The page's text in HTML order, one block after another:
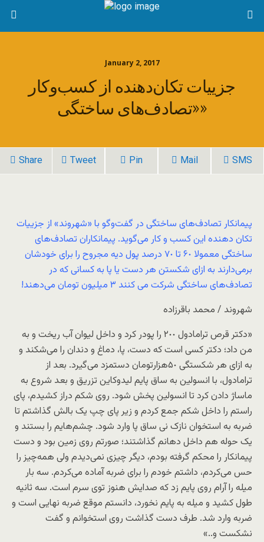
January 2, 2017
جزییات تکان‌دهنده از کسب‌وکار
«تصادف‌های ساختگی»
Share Tweet Pin Mail SMS
پیمانکار تصادف‌های ساختگی در گفت‌و‌گو با «شهروند» از جزییات
تکان دهنده این کسب و کار می‌گوید. پیمانکاران تصادف‌های
ساختگی معمولا ۶٠ تا ٧٠ درصد پول دیه مجروح را برای خودشان
برمی‌دارند به‌ ازای شکستن هر دست یا پا به کسانی که در
تصادف‌های ساختگی شرکت می کنند ٣ میلیون تومان می‌دهند!
شهروند / محمد باقرزاده
«دکتر قرص ترامادول ٢٠٠ را پودر کرد و داخل لیوان آب ریخت و به
من داد؛ دکتر کسی است که دست، پا، دماغ و دندان را می‌شکند و
به ازای هر شکستگی ۵٠هزارتومان دستمزد می‌گیرد. بعد از
ترامادول، با انسولین به ساق پایم لیدوکاین تزریق و بعد شروع به
ماساژ دادن کرد تا انسولین پخش شود. روی شکم دراز کشیدم، پای
راستم را داخل شکم جمع کردم و زیر پای چپ یک بالش گذاشتم تا
ضربه به استخوان نازک ‌نی ساق پا وارد شود. چشم‌هایم را بستند و
یک حوله هم داخل دهانم گذاشتند؛ صورتم روی زمین بود و دست
پیمانکار را محکم گرفته بودم، دیگر چیزی نمی‌دیدم ولی همه‌چیز را
حس می‌کردم، داشتم خودم را برای ضربه آماده می‌کردم. سه بار
میله را آرام روی پایم ‌زد که صدایش هنوز توی سرم است. سه ثانیه
طول کشید و میله به پایم نخورد، دانستم موقع ضربه نهایی است و
ضربه وارد شد. طرف دست گذاشت روی استخوانم و گفت
نشکست و..»